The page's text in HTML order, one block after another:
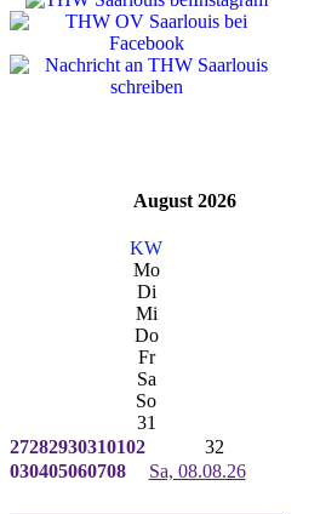
August 2026
KW
Mo
Di
Mi
Do
Fr
Sa
So
31
27282930310102
32
030405060708 Sa, 08.08.26